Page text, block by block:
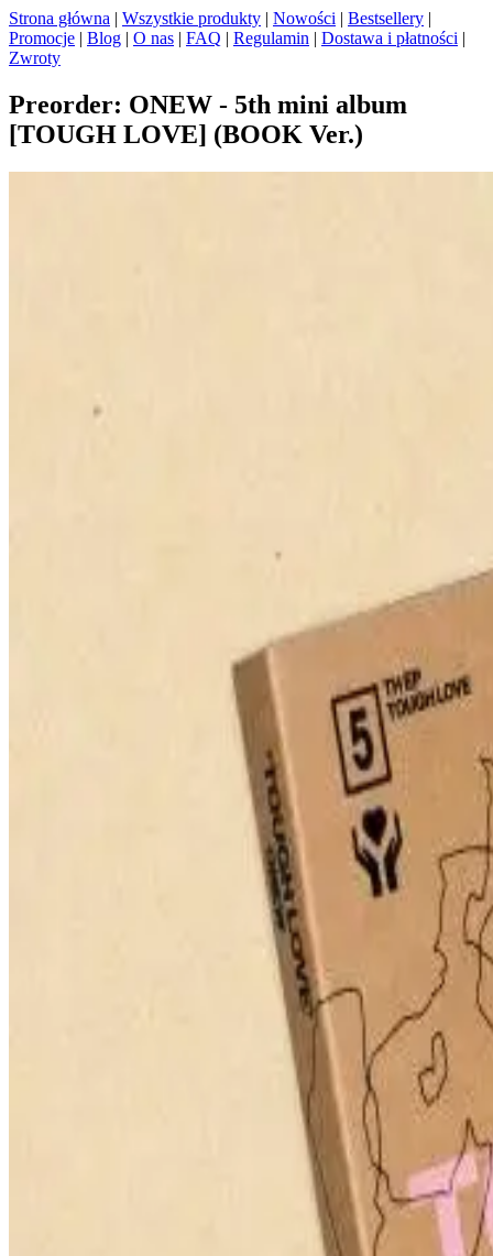
Strona główna | Wszystkie produkty | Nowości | Bestsellery |
Promocje | Blog | O nas | FAQ | Regulamin | Dostawa i płatności |
Zwroty
Preorder: ONEW - 5th mini album
[TOUGH LOVE] (BOOK Ver.)